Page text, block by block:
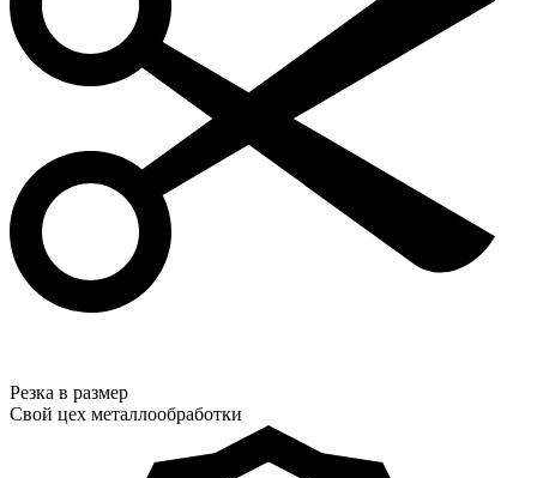
Резка в размер
Свой цех металлообработки